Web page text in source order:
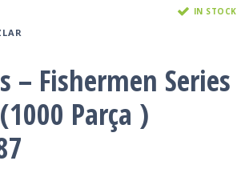
IN STOCK
– Fishermen Series
Parça )